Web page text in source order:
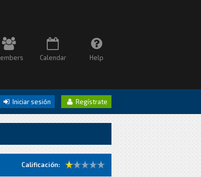
Calendar Help
Iniciar sesión Regístrate
Calificación: